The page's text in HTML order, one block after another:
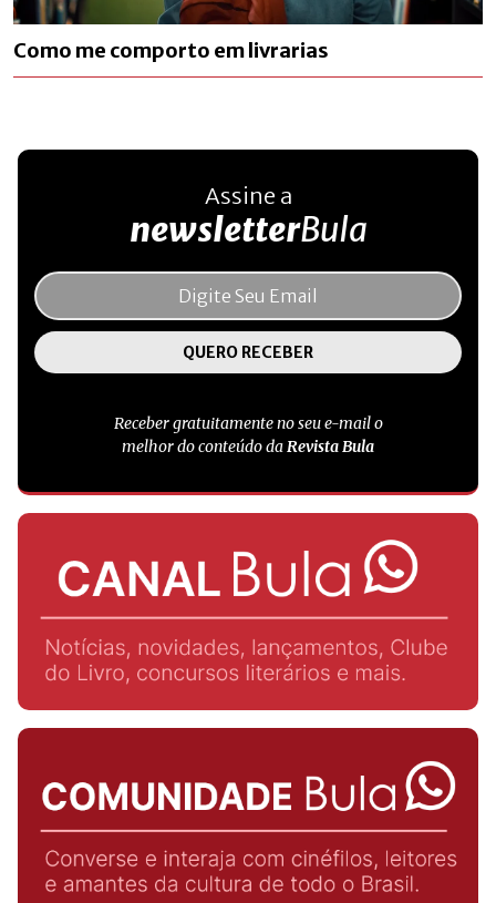
Como me comporto em livrarias
Assine a
newsletterBula
Receber gratuitamente no seu e-mail o
melhor do conteúdo daRevista Bula